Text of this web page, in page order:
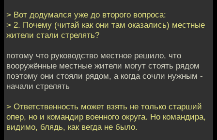
> Вот додумался уже до второго вопроса:
> 2. Почему (читай как они там оказались) местные
жители стали стрелять?
потому что руководство местное решило, что
вооружённые местные жители могут стоять рядом
поэтому они стояли рядом, а когда сочли нужным -
начали стрелять
> Ответственность может взять не только старший
опер, но и командир военного округа. Но командира,
видимо, блядь, как вегда не было.